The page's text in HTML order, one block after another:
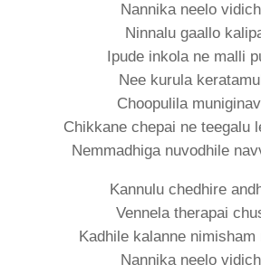
Nannika neelo
Ninnalu gaallo
Ipude inkola ne malli
Nee kurula
Choopulila
Chikkane chepai ne teegalu
Nemmadhiga nuvodhile
Kannulu chedhire
Vennela therapai
Kadhile kalanne nimisham
Nannika neelo